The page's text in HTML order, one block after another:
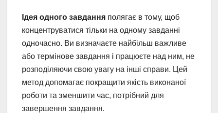
Ідея одного завдання полягає в тому, щоб
концентруватися тільки на одному завданні
одночасно. Ви визначаєте найбільш важливе
або термінове завдання і працюєте над ним, не
розподіляючи свою увагу на інші справи. Цей
метод допомагає покращити якість виконаної
роботи та зменшити час, потрібний для
завершення завдання.